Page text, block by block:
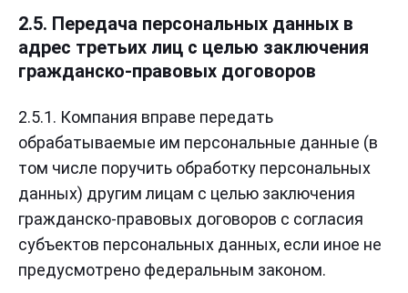
2.5. Передача персональных данных в
адрес третьих лиц с целью заключения
гражданско-правовых договоров
2.5.1. Компания вправе передать
обрабатываемые им персональные данные (в
том числе поручить обработку персональных
данных) другим лицам с целью заключения
гражданско-правовых договоров с согласия
субъектов персональных данных, если иное не
предусмотрено федеральным законом.